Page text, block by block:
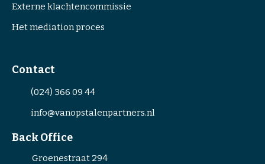
Externe klachtencommissie
Het mediation proces
Contact
(024) 366 09 44
info@vanopstalenpartners.nl
Back Office
Groenestraat 294